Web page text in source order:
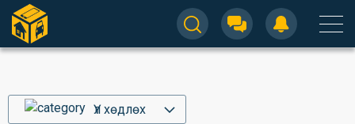
Үл хөдлөх